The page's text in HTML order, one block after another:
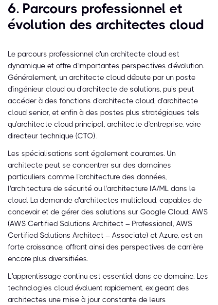
6. Parcours professionnel et
évolution des architectes cloud
Le parcours professionnel d'un architecte cloud est
dynamique et offre d'importantes perspectives d'évolution.
Généralement, un architecte cloud débute par un poste
d'ingénieur cloud ou d'architecte de solutions, puis peut
accéder à des fonctions d'architecte cloud, d'architecte
cloud senior, et enfin à des postes plus stratégiques tels
qu'architecte cloud principal, architecte d'entreprise, voire
directeur technique (CTO).
Les spécialisations sont également courantes. Un
architecte peut se concentrer sur des domaines
particuliers comme l'architecture des données,
l'architecture de sécurité ou l'architecture IA/ML dans le
cloud. La demande d'architectes multicloud, capables de
concevoir et de gérer des solutions sur Google Cloud, AWS
(AWS Certified Solutions Architect – Professional, AWS
Certified Solutions Architect – Associate) et Azure, est en
forte croissance, offrant ainsi des perspectives de carrière
encore plus diversifiées.
L'apprentissage continu est essentiel dans ce domaine. Les
technologies cloud évoluent rapidement, exigeant des
architectes une mise à jour constante de leurs